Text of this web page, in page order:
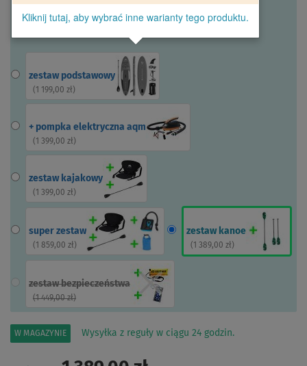
Kliknij tutaj, aby wybrać inne warianty tego produktu.
zestaw podstawowy
( 1 199,00 zł)
+ pompka elektryczna aqm
( 1 399,00 zł)
zestaw kajakowy
( 1 399,00 zł)
super zestaw
( 1 859,00 zł)
zestaw kanoe
( 1 389,00 zł)
zestaw bezpieczeństwa
(1 449,00 zł)
W MAGAZYNIE Wysyłka z reguły w ciągu 24 godzin.